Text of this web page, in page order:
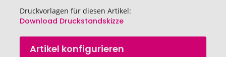
Druckvorlagen für diesen Artikel:
Download Druckstandskizze
Zum
AnfangArtikel konfigurieren